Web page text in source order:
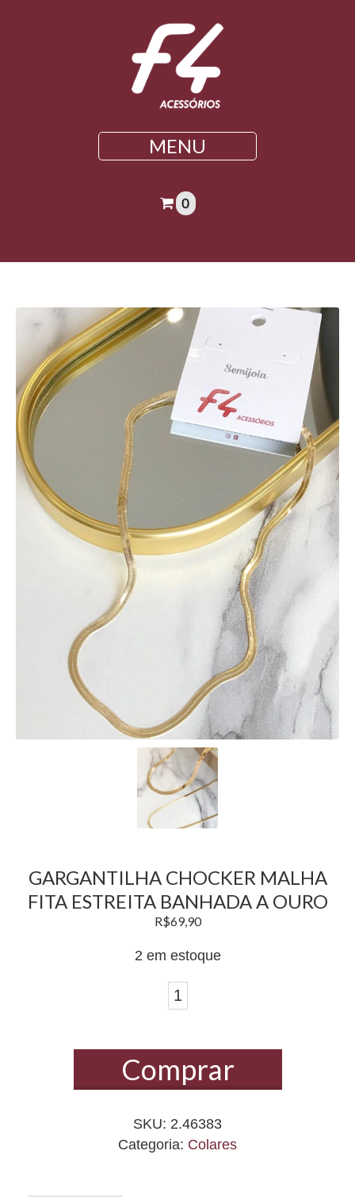
MENU
0
GARGANTILHA CHOCKER MALHA
FITA ESTREITA BANHADA A OURO
R$69,90
2 em estoque
Gargantilha
fita
estreita
a
Comprar
SKU: 2.46383
Categoria: Colares